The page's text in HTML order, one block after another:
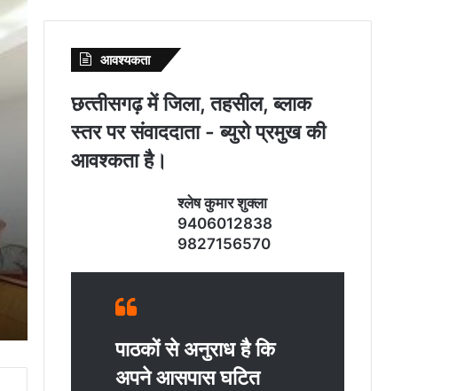
आवश्‍यकता
छत्‍तीसगढ़ में जिला, तहसील, ब्‍लाक
स्‍तर पर संवाददाता - ब्‍युरो प्रमुख की
आवश्‍कता है।
श्‍लेष कुमार शुक्‍ला
9406012838
9827156570
पाठकों से अनुराध है कि
अपने आसपास घटित